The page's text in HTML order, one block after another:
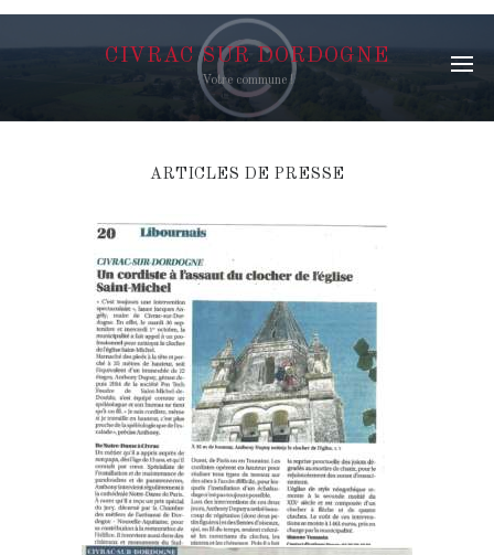
CIVRAC SUR DORDOGNE
Votre commune !
ARTICLES DE PRESSE